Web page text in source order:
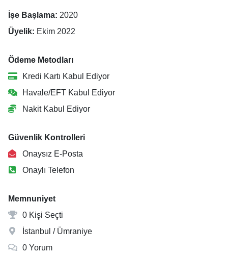
İşe Başlama: 2020
Üyelik: Ekim 2022
Ödeme Metodları
Kredi Kartı Kabul Ediyor
Havale/EFT Kabul Ediyor
Nakit Kabul Ediyor
Güvenlik Kontrolleri
Onaysız E-Posta
Onaylı Telefon
Memnuniyet
0 Kişi Seçti
İstanbul / Ümraniye
0 Yorum